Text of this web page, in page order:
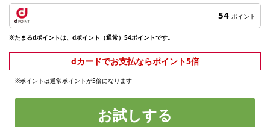
54 ポイント
※たまるdポイントは、dポイント（通常）54ポイントです。
dカードでお支払ならポイント5倍
※ポイントは通常ポイントが5倍になります
お試しする